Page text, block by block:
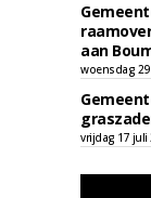
aan
woensdag
vrijdag 17 juli